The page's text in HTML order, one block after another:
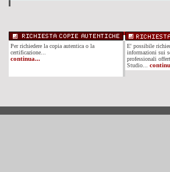
Per richiedere la copia autentica o la
certificazione...
continua...
E' possibile
informazioni sui
professionali
Studio...